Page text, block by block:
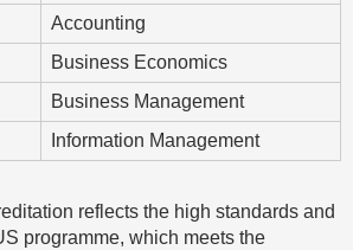
Accounting
Business Economics
Business Management
Information Management
reflects the high standards and
programme, which meets the